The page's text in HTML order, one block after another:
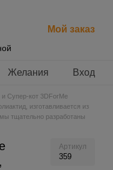
Мой заказ
Желания Вход
и Супер-кот 3DForMe
изготавливается из
тщательно разработаны
Артикул
359